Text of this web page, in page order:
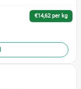
€14,62 per kg